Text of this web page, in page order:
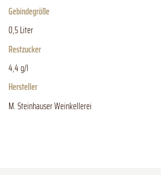
Gebindegröße
0,5 Liter
Restzucker
4,4 g/l
Hersteller
M. Steinhauser Weinkellerei